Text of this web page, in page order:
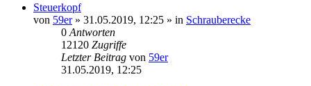
Steuerkopf
von 59er» 31.05.2019, 12:25 » in Schrauberecke
0 Antworten
12120 Zugriffe
Letzter Beitrag von 59er
31.05.2019, 12:25